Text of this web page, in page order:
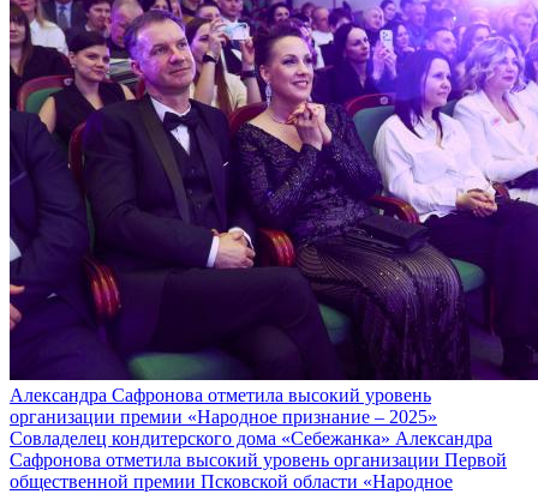
Александра Сафронова отметила высокий уровень
организации премии «Народное признание – 2025»
Совладелец кондитерского дома «Себежанка» Александра
Сафронова отметила высокий уровень организации Первой
общественной премии Псковской области «Народное